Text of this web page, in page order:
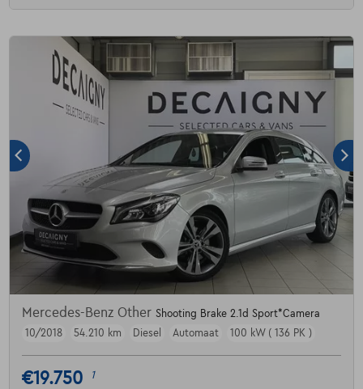
Mercedes-Benz Other Shooting Brake 2.1d Sport*Camera
10/2018
54.210 km Diesel Automaat 100 kW ( 136 PK )
€19.750 1